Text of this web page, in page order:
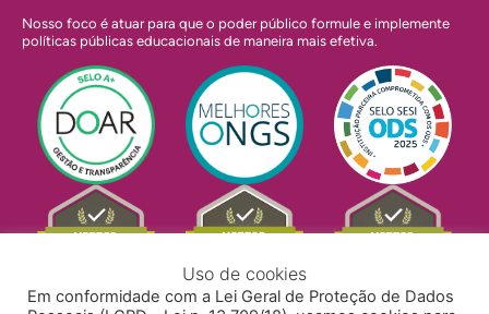
Nosso foco é atuar para que o poder público formule e implemente
políticas públicas educacionais de maneira mais efetiva.
Uso de cookies
Em conformidade com a Lei Geral de Proteção de Dados